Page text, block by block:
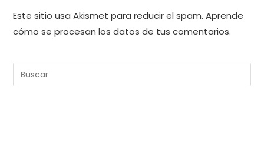
Este sitio usa Akismet para reducir el spam.Aprende
cómo se procesan los datos de tus comentarios.